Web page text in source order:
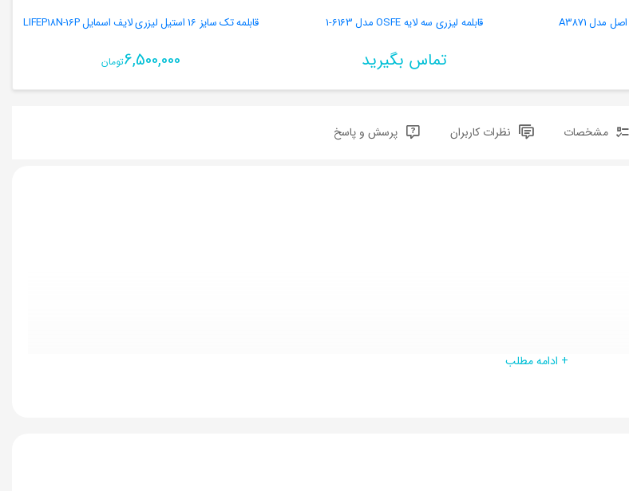
قابلمه لیزری سه لایه OSFE مدل 6163-1
تماس بگیرید
قابلمه تک سایز 16 استیل لیزری لایف اسمایل LIFEP18N-16P
6,500,000تومان
مشخصات نظرات کاربران پرسش و پاسخ
+ ادامه مطلب